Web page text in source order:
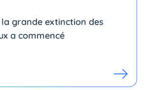
la grande extinction des
a commencé